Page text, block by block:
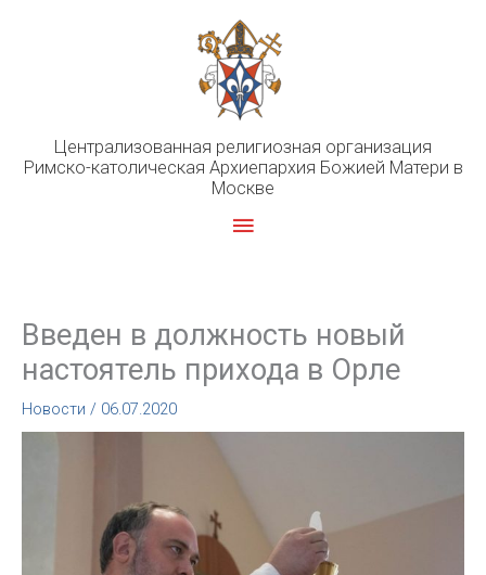
Централизованная религиозная организация
Римско-католическая Архиепархия Божией Матери в
Москве
Главное
Введен в должность новый
настоятель прихода в Орле
Новости / 06.07.2020